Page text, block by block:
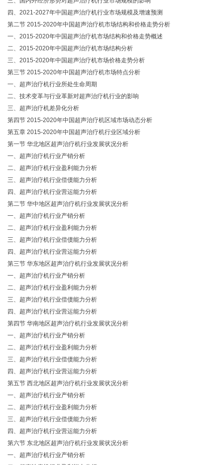
四、2021-2027年中国超声治疗机行业市场规模及增速预测
第二节 2015-2020年中国超声治疗机市场结构和价格走势分析
一、2015-2020年中国超声治疗机市场结构和价格走势概述
二、2015-2020年中国超声治疗机市场结构分析
三、2015-2020年中国超声治疗机市场价格走势分析
第三节 2015-2020年中国超声治疗机市场特点分析
一、超声治疗机行业所处生命周期
二、技术变革与行业革新对超声治疗机行业的影响
三、超声治疗机差异化分析
第四节 2015-2020年中国超声治疗机区域市场动态分析
第五章 2015-2020年中国超声治疗机行业区域分析
第一节 华北地区超声治疗机行业发展状况分析
一、超声治疗机行业产销分析
二、超声治疗机行业盈利能力分析
三、超声治疗机行业偿债能力分析
四、超声治疗机行业营运能力分析
第二节 华中地区超声治疗机行业发展状况分析
一、超声治疗机行业产销分析
二、超声治疗机行业盈利能力分析
三、超声治疗机行业偿债能力分析
四、超声治疗机行业营运能力分析
第三节 华东地区超声治疗机行业发展状况分析
一、超声治疗机行业产销分析
二、超声治疗机行业盈利能力分析
三、超声治疗机行业偿债能力分析
四、超声治疗机行业营运能力分析
第四节 华南地区超声治疗机行业发展状况分析
一、超声治疗机行业产销分析
二、超声治疗机行业盈利能力分析
三、超声治疗机行业偿债能力分析
四、超声治疗机行业营运能力分析
第五节 西北地区超声治疗机行业发展状况分析
一、超声治疗机行业产销分析
二、超声治疗机行业盈利能力分析
三、超声治疗机行业偿债能力分析
四、超声治疗机行业营运能力分析
第六节 东北地区超声治疗机行业发展状况分析
一、超声治疗机行业产销分析